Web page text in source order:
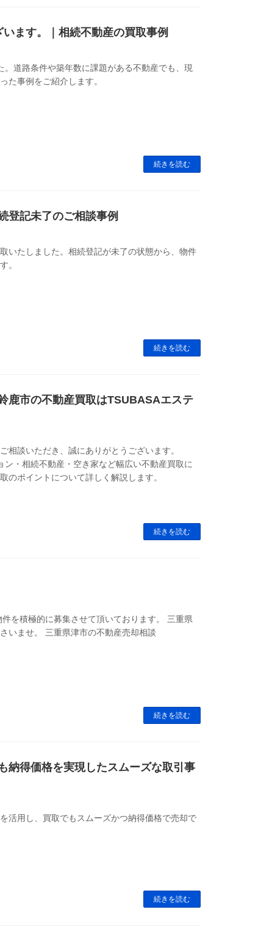
ます。｜相続不動産の買取事例
道路条件や築年数に課題がある不動産でも、現
た事例をご紹介します。
続きを読む
登記未了のご相談事例
いたしました。相続登記が未了の状態から、物件
。
続きを読む
鹿市の不動産買取はTSUBASAエステ
相談いただき、誠にありがとうございます。
・相続不動産・空き家など幅広い不動産買取に
のポイントについて詳しく解説します。
続きを読む
を積極的に募集させて頂いております。 三重県
いませ。 三重県津市の不動産売却相談
続きを読む
納得価格を実現したスムーズな取引事
活用し、買取でもスムーズかつ納得価格で売却で
続きを読む